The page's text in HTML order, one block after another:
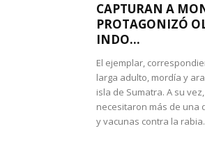
CAPTURAN A
PROTAGONIZÓ
INDO...
El ejemplar,
larga adulto, mordía y
isla de Sumatra. A su
necesitaron más de una
y vacunas contra la rabia.